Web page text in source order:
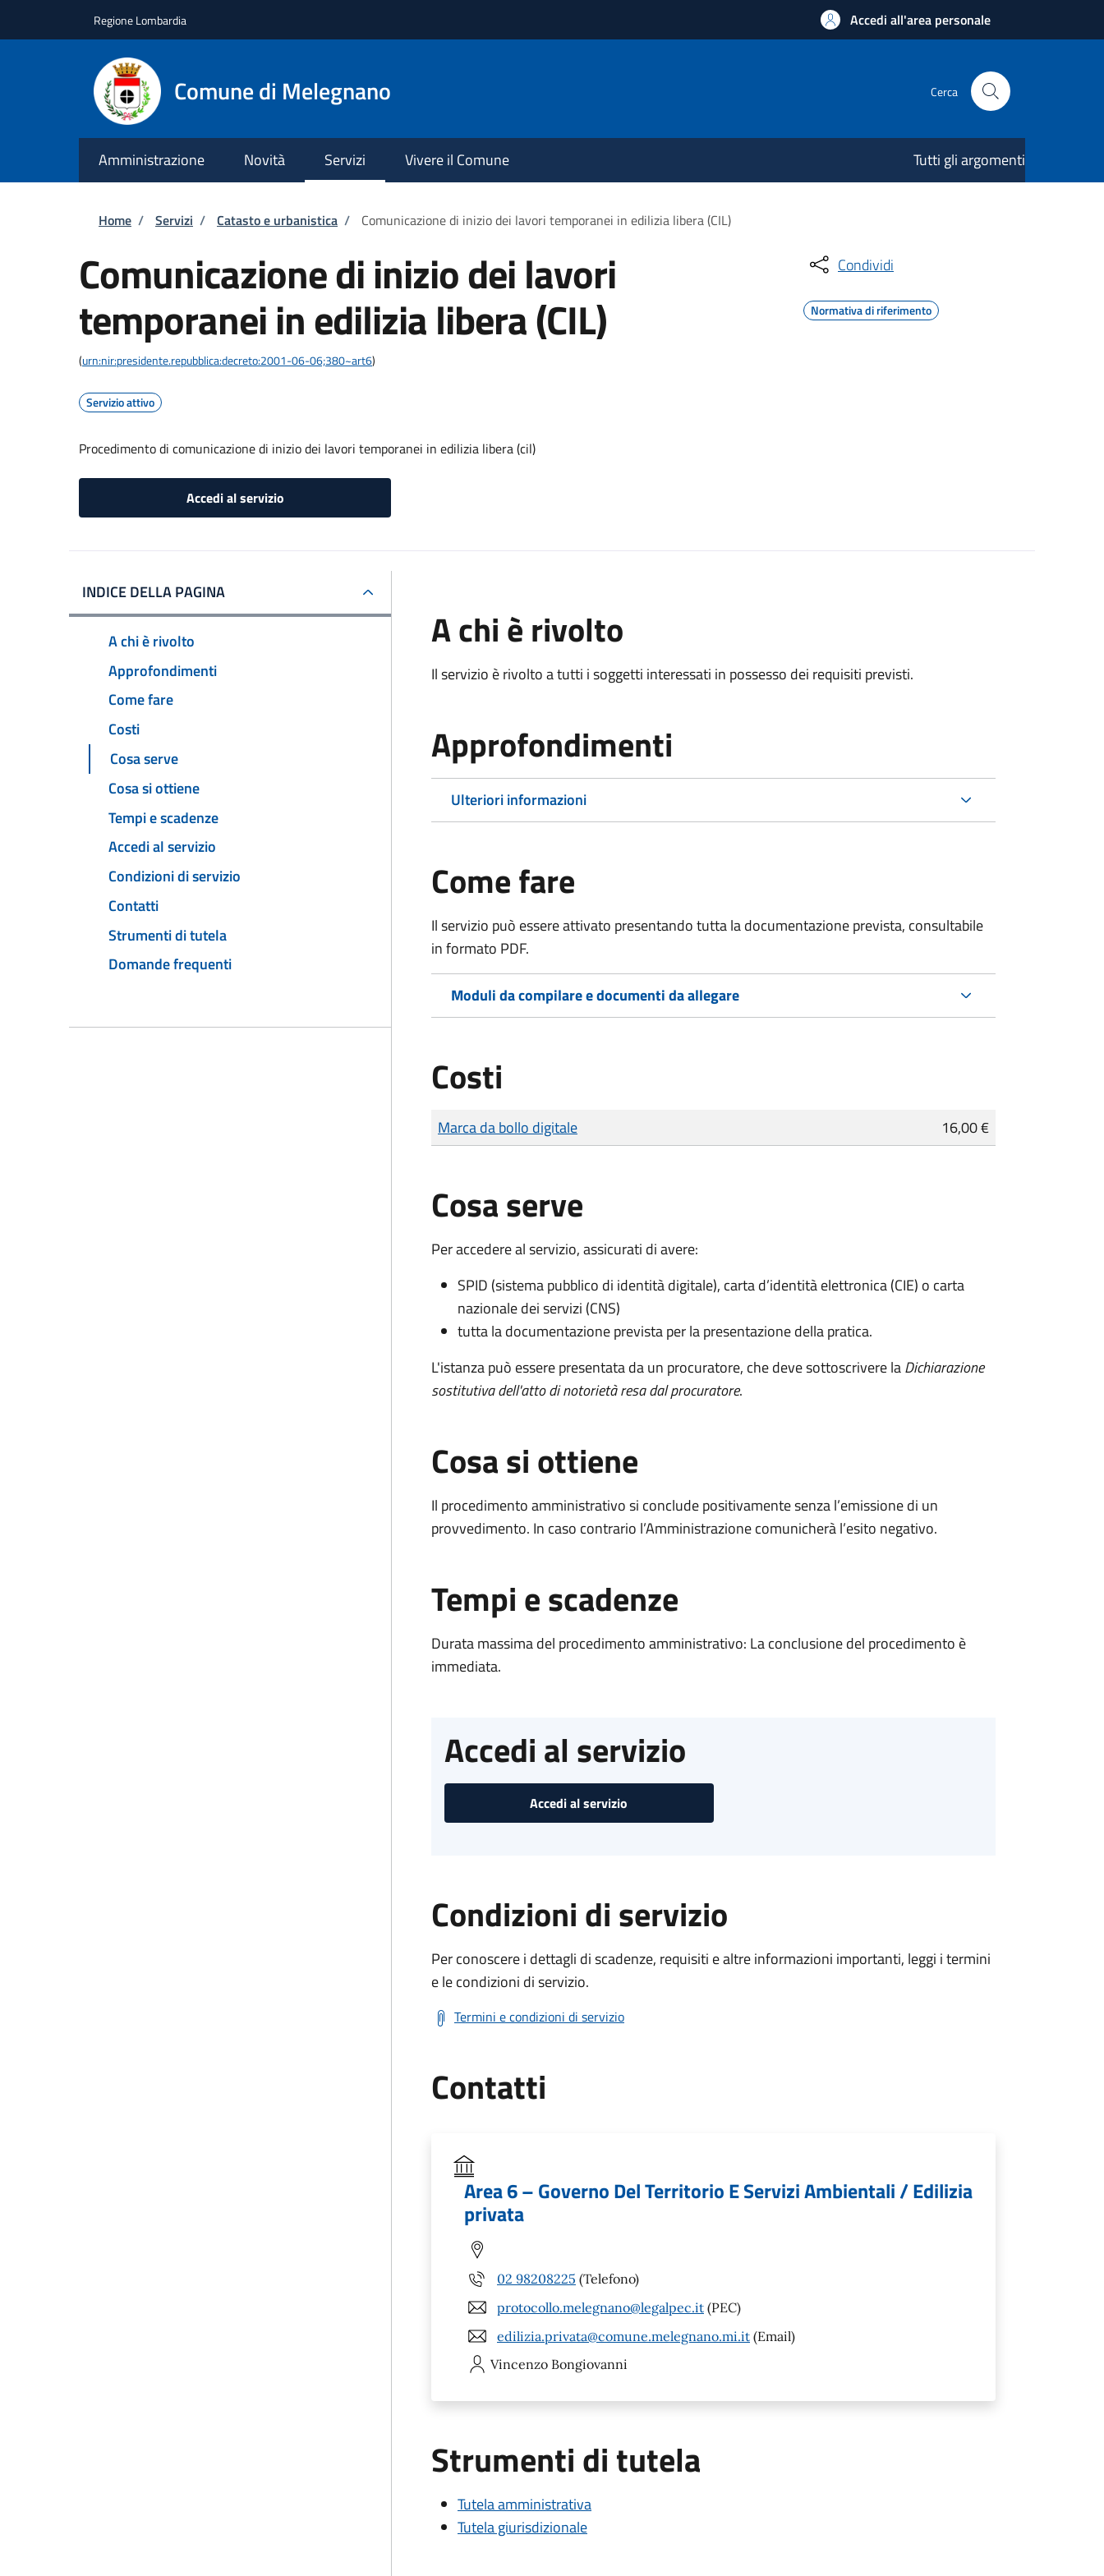
Regione Lombardia Accedi all'area personale
Comune di Melegnano Cerca
Amministrazione Novità Servizi Vivere il Comune Tutti gli argomenti
Briciole di pane
Home / Servizi / Catasto e urbanistica / Comunicazione di inizio dei lavori temporanei in edilizia libera (CIL)
Comunicazione di inizio dei lavori
temporanei in edilizia libera (CIL)
(urn:nir:presidente.repubblica:decreto:2001-06-06;380~art6)
Servizio attivo
Procedimento di comunicazione di inizio dei lavori temporanei in edilizia libera (cil)
Accedi al servizio
Condividi
Normativa di riferimento
INDICE DELLA PAGINA
A chi è rivolto
Approfondimenti
Come fare
Costi
Cosa serve
Cosa si ottiene
Tempi e scadenze
Accedi al servizio
Condizioni di servizio
Contatti
Strumenti di tutela
Domande frequenti
A chi è rivolto
Il servizio è rivolto a tutti i soggetti interessati in possesso dei requisiti previsti.
Approfondimenti
Ulteriori informazioni
Come fare
Il servizio può essere attivato presentando tutta la documentazione prevista, consultabile
in formato PDF.
Moduli da compilare e documenti da allegare
Costi
Tipo di pagamento
Importo
Marca da bollo digitale 16,00 €
Cosa serve
Per accedere al servizio, assicurati di avere:
SPID (sistema pubblico di identità digitale), carta d’identità elettronica (CIE) o carta
nazionale dei servizi (CNS)
tutta la documentazione prevista per la presentazione della pratica.
L'istanza può essere presentata da un procuratore, che deve sottoscrivere laDichiarazione
sostitutiva dell'atto di notorietà resa dal procuratore.
Cosa si ottiene
Il procedimento amministrativo si conclude positivamente senza l’emissione di un
provvedimento. In caso contrario l’Amministrazione comunicherà l’esito negativo.
Tempi e scadenze
Durata massima del procedimento amministrativo: La conclusione del procedimento è
immediata.
Accedi al servizio
Accedi al servizio
Condizioni di servizio
Per conoscere i dettagli di scadenze, requisiti e altre informazioni importanti, leggi i termini
e le condizioni di servizio.
Termini e condizioni di servizio
Contatti
Area 6 – Governo Del Territorio E Servizi Ambientali / Edilizia
privata
02 98208225 (Telefono)
protocollo.melegnano@legalpec.it (PEC)
edilizia.privata@comune.melegnano.mi.it (Email)
Vincenzo Bongiovanni
Strumenti di tutela
Tutela amministrativa
Tutela giurisdizionale